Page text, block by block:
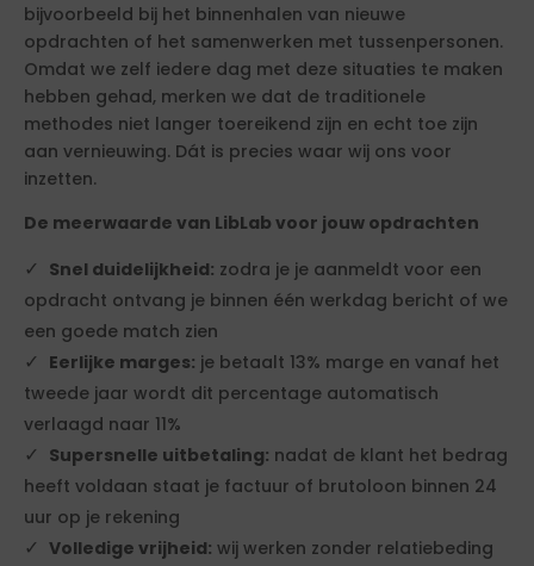
bijvoorbeeld bij het binnenhalen van nieuwe
opdrachten of het samenwerken met tussenpersonen.
Omdat we zelf iedere dag met deze situaties te maken
hebben gehad, merken we dat de traditionele
methodes niet langer toereikend zijn en echt toe zijn
aan vernieuwing. Dát is precies waar wij ons voor
inzetten.
De meerwaarde van LibLab voor jouw opdrachten
Snel duidelijkheid: zodra je je aanmeldt voor een
opdracht ontvang je binnen één werkdag bericht of we
een goede match zien
Eerlijke marges: je betaalt 13% marge en vanaf het
tweede jaar wordt dit percentage automatisch
verlaagd naar 11%
Supersnelle uitbetaling: nadat de klant het bedrag
heeft voldaan staat je factuur of brutoloon binnen 24
uur op je rekening
Volledige vrijheid: wij werken zonder relatiebeding